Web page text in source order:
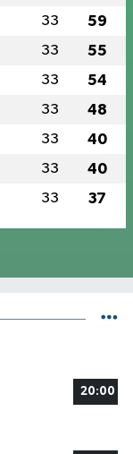
33 59
33 55
33 54
33 48
33 40
33 40
33 37
20:00